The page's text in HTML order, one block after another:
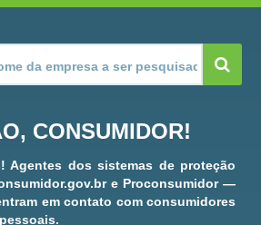
CONSUMIDOR!
Agentes dos sistemas de proteção
e Proconsumidor —
em contato com consumidores